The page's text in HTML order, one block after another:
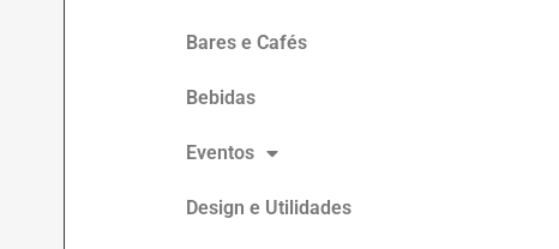
Bares e Cafés
Bebidas
Eventos
Design e Utilidades